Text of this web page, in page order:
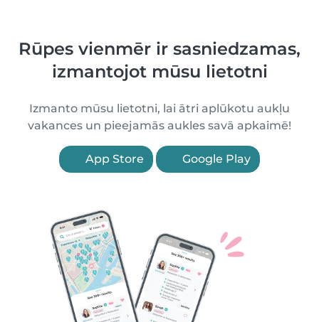
Rūpes vienmēr ir sasniedzamas,
izmantojot mūsu lietotni
Izmanto mūsu lietotni, lai ātri aplūkotu aukļu
vakances un pieejamās aukles savā apkaimē!
App Store Google Play